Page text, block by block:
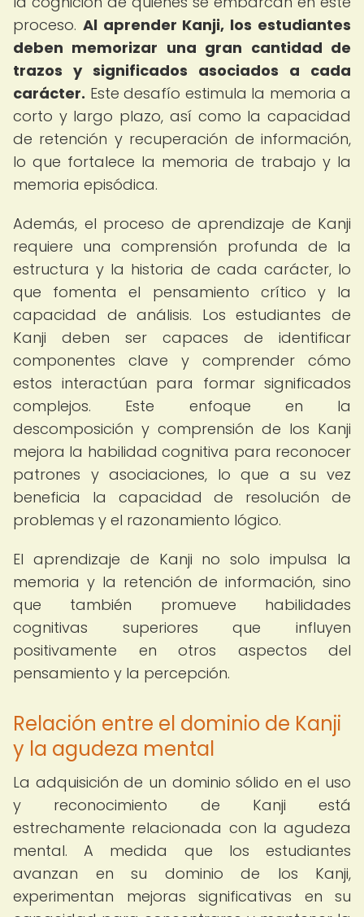
proceso. Al aprender Kanji, los estudiantes
deben memorizar una gran cantidad de
trazos y significados asociados a cada
carácter. Este desafío estimula la memoria a
corto y largo plazo, así como la capacidad
de retención y recuperación de información,
lo que fortalece la memoria de trabajo y la
memoria episódica.
Además, el proceso de aprendizaje de Kanji
requiere una comprensión profunda de la
estructura y la historia de cada carácter, lo
que fomenta el pensamiento crítico y la
capacidad de análisis. Los estudiantes de
Kanji deben ser capaces de identificar
componentes clave y comprender cómo
estos interactúan para formar significados
complejos. Este enfoque en la
descomposición y comprensión de los Kanji
mejora la habilidad cognitiva para reconocer
patrones y asociaciones, lo que a su vez
beneficia la capacidad de resolución de
problemas y el razonamiento lógico.
El aprendizaje de Kanji no solo impulsa la
memoria y la retención de información, sino
que también promueve habilidades
cognitivas superiores que influyen
positivamente en otros aspectos del
pensamiento y la percepción.
Relación entre el dominio de Kanji
y la agudeza mental
La adquisición de un dominio sólido en el uso
y reconocimiento de Kanji está
estrechamente relacionada con la agudeza
mental. A medida que los estudiantes
avanzan en su dominio de los Kanji,
experimentan mejoras significativas en su